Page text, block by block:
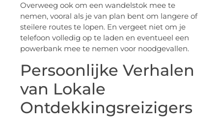
Overweeg ook om een wandelstok mee te
nemen, vooral als je van plan bent om langere of
steilere routes te lopen. En vergeet niet om je
telefoon volledig op te laden en eventueel een
powerbank mee te nemen voor noodgevallen.
Persoonlijke Verhalen
van Lokale
Ontdekkingsreizigers